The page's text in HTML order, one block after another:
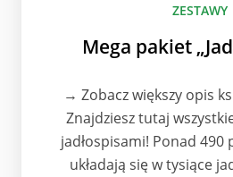
ZESTAWY
Mega pakiet
→ Zobacz większy opis
Znajdziesz tutaj
jadłospisami! Ponad
układają się w tysiące